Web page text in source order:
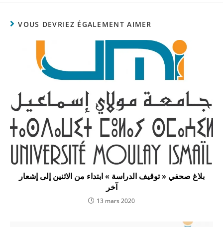
VOUS DEVRIEZ ÉGALEMENT AIMER
بلاغ صحفي « توقيف الدراسة » ابتداء من الاثنين إلى إشعار
آخر
13 mars 2020